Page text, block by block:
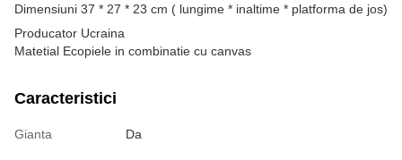
Dimensiuni 37 * 27 * 23 cm ( lungime * inaltime * platforma de jos)
Producator Ucraina
Matetial Ecopiele in combinatie cu canvas
Caracteristici
Gianta Da